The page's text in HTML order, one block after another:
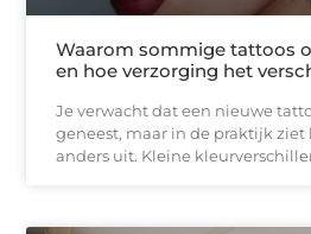
Waarom sommige tattoos
en hoe verzorging het
Je verwacht dat een nieuwe
geneest, maar in de praktijk ziet
anders uit. Kleine